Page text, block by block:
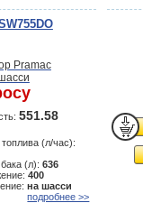
551.58
(л/час):
(л):636
400
на шасси
подробнее >>